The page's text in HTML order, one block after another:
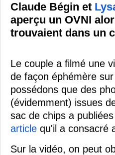
Claude Bégin et
aperçu un OVNI
trouvaient dans un
Le couple a filmé une
de façon éphémère
possédons que des
(évidemment) issues
sac de chips a
article qu'il a consacré
Sur la vidéo, on peut